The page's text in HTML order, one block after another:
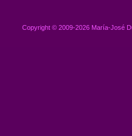
Copyright © 2009-2026 María-José